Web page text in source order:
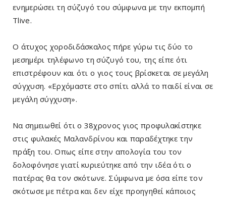
ενημερώσει τη σύζυγό του σύμφωνα με την εκπομπή
Tlive.
Ο άτυχος χοροδιδάσκαλος πήρε γύρω τις δύο το
μεσημέρι τηλέφωνο τη σύζυγό του, της είπε ότι
επιστρέφουν και ότι ο γιος τους βρίσκεται σε μεγάλη
σύγχυση. «Ερχόμαστε στο σπίτι αλλά το παιδί είναι σε
μεγάλη σύγχυση».
Να σημειωθεί ότι ο 38χρονος γιος προφυλακίστηκε
στις φυλακές Μαλανδρίνου και παραδέχτηκε την
πράξη του. Οπως είπε στην απολογία του τον
δολοφόνησε γιατί κυριεύτηκε από την ιδέα ότι ο
πατέρας θα τον σκότωνε. Σύμφωνα με όσα είπε τον
σκότωσε με πέτρα και δεν είχε προηγηθεί κάποιος